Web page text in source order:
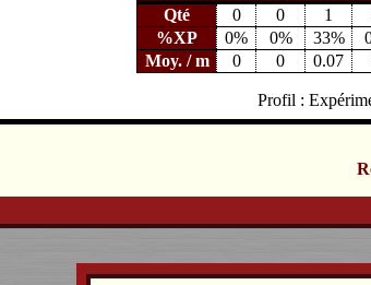
Qté
0 0 1
%XP
0% 0% 33%
Moy. / m
0 0 0.07
Profil :